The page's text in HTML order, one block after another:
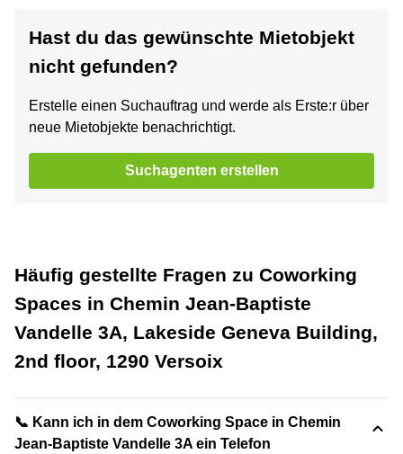
Hast du das gewünschte Mietobjekt
nicht gefunden?
Erstelle einen Suchauftrag und werde als Erste:r über
neue Mietobjekte benachrichtigt.
Suchagenten erstellen
Häufig gestellte Fragen zu Coworking
Spaces in Chemin Jean-Baptiste
Vandelle 3A, Lakeside Geneva Building,
2nd floor, 1290 Versoix
📞 Kann ich in dem Coworking Space in Chemin
Jean-Baptiste Vandelle 3A ein Telefon